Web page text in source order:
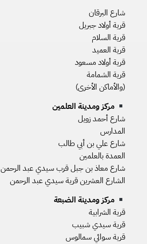
شارع البرقان
قرية أولاد جبريل
قرية السلام
قرية العميد
قرية أولاد مسعود
قرية الشمامة
(والأماكن الأخرى)
مركز ومدينة العلمين
شارع أحمد زويل
المدارس
شارع علي بن أبي طالب
العمدة بالعلمين
شارع معاذ بن جبل قرب سيدي عبد الرحمن
الشارع العشرين قرية سيدي عبد الرحمن
مركز ومدينة الضبعة
قرية الشرابية
قرية سيدي شبيب
قرية سوائي سمالوس